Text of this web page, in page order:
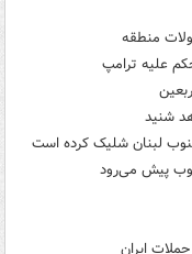
منطقه
علیه ترامپ
شنید
خوب پیش می‌رود
ایران